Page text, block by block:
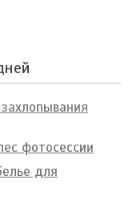
фотосессии
для